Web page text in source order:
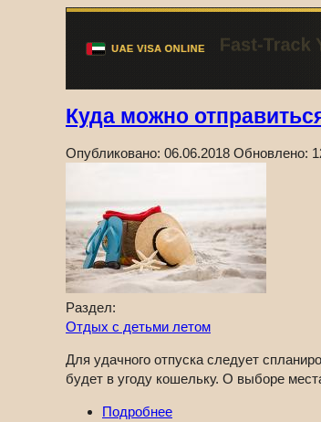
Куда можно
Опубликовано: 06.06.2018 Обновлено:
Раздел:
Отдых с детьми летом
Для удачного отпуска следует
будет в угоду кошельку. О выборе
Подробнее